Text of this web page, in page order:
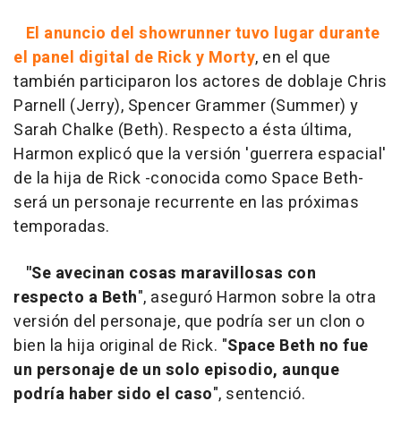
El anuncio del showrunner tuvo lugar durante
el panel digital de Rick y Morty, en el que
también participaron los actores de doblaje Chris
Parnell (Jerry), Spencer Grammer (Summer) y
Sarah Chalke (Beth). Respecto a ésta última,
Harmon explicó que la versión 'guerrera espacial'
de la hija de Rick -conocida como Space Beth-
será un personaje recurrente en las próximas
temporadas.
"Se avecinan cosas maravillosas con
respecto a Beth", aseguró Harmon sobre la otra
versión del personaje, que podría ser un clon o
bien la hija original de Rick. "Space Beth no fue
un personaje de un solo episodio, aunque
podría haber sido el caso", sentenció.